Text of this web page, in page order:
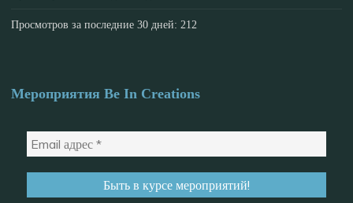
Просмотров за последние 30 дней: 212
Мероприятия Be In Creations